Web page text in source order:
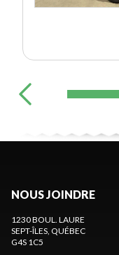
NOUS JOINDRE
1230 BOUL. LAURE
SEPT-ÎLES , QUÉBEC
G4S 1C5